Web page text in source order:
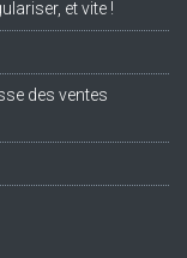
et vite !
des ventes